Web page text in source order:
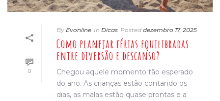
0
By Evonline In Dicas Posted dezembro 17, 2025
Como planejar férias equilibradas
entre diversão e descanso?
Chegou aquele momento tão esperado
do ano. As crianças estão contando os
dias, as malas estão quase prontas e a